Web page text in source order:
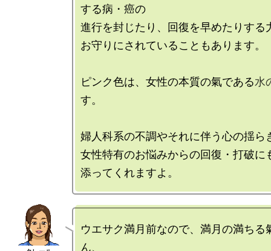
する病・癌の
進行を封じたり、回復を早めたりする
お守りにされていることもあります。
ピンク色は、女性の本質の氣である水
す。
婦人科系の不調やそれに伴う心の揺ら
女性特有のお悩みからの回復・打破に
ウエサク満月前なので、満月の満ちる
ん、